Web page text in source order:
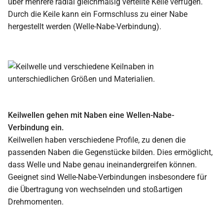
Durch die Keile kann ein Formschluss zu einer Nabe
hergestellt werden (Welle-Nabe-Verbindung).
Keilwellen gehen mit Naben eine Wellen-Nabe-
Verbindung ein.
Keilwellen haben verschiedene Profile, zu denen die
passenden Naben die Gegenstücke bilden. Dies ermöglicht,
dass Welle und Nabe genau ineinandergreifen können.
Geeignet sind Welle-Nabe-Verbindungen insbesondere für
die Übertragung von wechselnden und stoßartigen
Drehmomenten.